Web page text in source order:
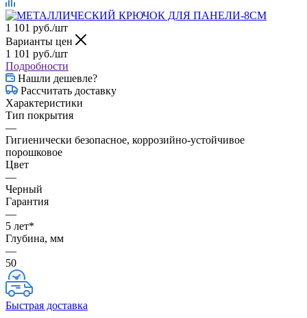
1 101 руб./шт
Варианты цен
1 101 руб./шт
Подробности
Нашли дешевле?
Рассчитать доставку
Характеристики
Тип покрытия
—
Гигиенически безопасное, коррозийно-устойчивое
порошковое
Цвет
—
Черный
Гарантия
—
5 лет*
Глубина, мм
—
50
Быстрая доставка